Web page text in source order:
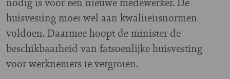
huisvesting moet wel aan kwaliteitsnormen
voldoen. Daarmee hoopt de minister de
beschikbaarheid van fatsoenlijke huisvesting
voor werknemers te vergroten.